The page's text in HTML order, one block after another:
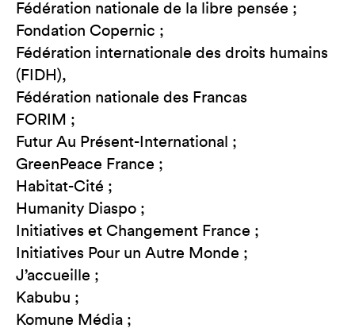
Fédération nationale de la libre pensée ;
Fondation Copernic ;
Fédération internationale des droits humains
(FIDH),
Fédération nationale des Francas
FORIM ;
Futur Au Présent-International ;
GreenPeace France ;
Habitat-Cité ;
Humanity Diaspo ;
Initiatives et Changement France ;
Initiatives Pour un Autre Monde ;
J’accueille ;
Kabubu ;
Komune Média ;